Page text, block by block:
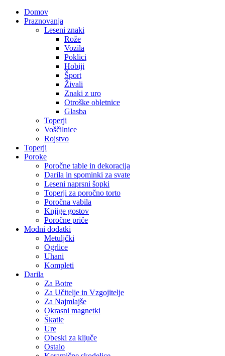
Domov
Praznovanja
Leseni znaki
Rože
Vozila
Poklici
Hobiji
Šport
Živali
Znaki z uro
Otroške obletnice
Glasba
Toperji
Voščilnice
Rojstvo
Toperji
Poroke
Poročne table in dekoracija
Darila in spominki za svate
Leseni naprsni šopki
Toperji za poročno torto
Poročna vabila
Knjige gostov
Poročne priče
Modni dodatki
Metuljčki
Ogrlice
Uhani
Kompleti
Darila
Za Botre
Za Učitelje in Vzgojitelje
Za Najmlajše
Okrasni magnetki
Škatle
Ure
Obeski za ključe
Ostalo